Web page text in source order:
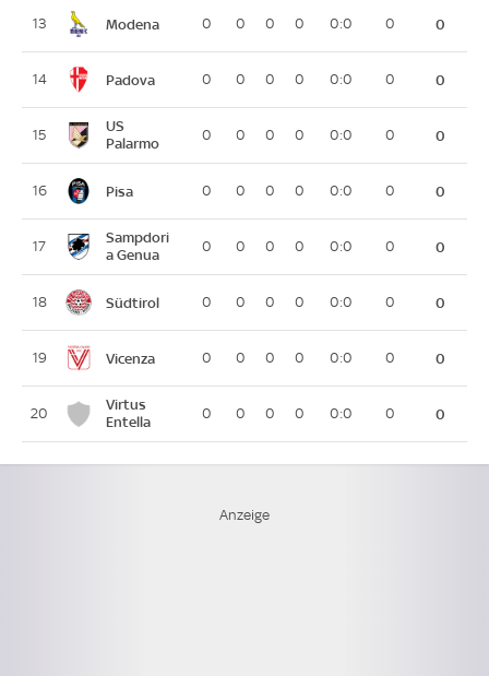
13 Modena 0 0 0 0 0:0 0 0
14 Padova 0 0 0 0 0:0 0 0
15
US
Palarmo
0 0 0 0 0:0 0 0
16 Pisa 0 0 0 0 0:0 0 0
17
Sampdori
a Genua
0 0 0 0 0:0 0 0
18 Südtirol 0 0 0 0 0:0 0 0
19 Vicenza 0 0 0 0 0:0 0 0
20
Virtus
Entella
0 0 0 0 0:0 0 0